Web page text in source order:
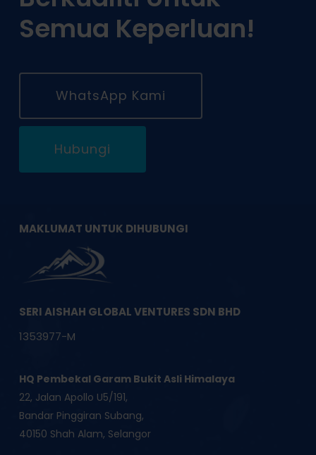
Semua Keperluan!
WhatsApp Kami
Hubungi
MAKLUMAT UNTUK DIHUBUNGI
SERI AISHAH GLOBAL VENTURES SDN BHD
1353977-M
HQ Pembekal Garam Bukit Asli Himalaya
22, Jalan Apollo U5/191,
Bandar Pinggiran Subang,
40150 Shah Alam, Selangor